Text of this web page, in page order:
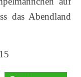
das Abendland